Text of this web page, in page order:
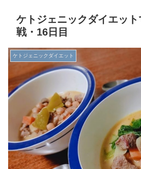
ケトジェニックダイエッ
戦・16日目
ケトジェニックダイエット